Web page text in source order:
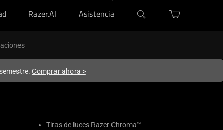
Razer.AI Asistencia
Comprar ahora >
Tiras de luces Razer Chroma™